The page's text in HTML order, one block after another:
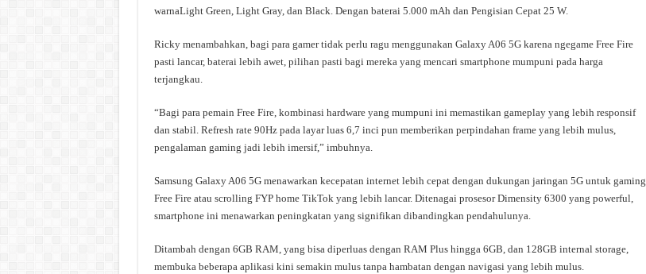
warnaLight Green, Light Gray, dan Black. Dengan baterai 5.000 mAh dan Pengisian Cepat 25 W.
Ricky menambahkan, bagi para gamer tidak perlu ragu menggunakan Galaxy A06 5G karena ngegame Free Fire
pasti lancar, baterai lebih awet, pilihan pasti bagi mereka yang mencari smartphone mumpuni pada harga
terjangkau.
“Bagi para pemain Free Fire, kombinasi hardware yang mumpuni ini memastikan gameplay yang lebih responsif
dan stabil. Refresh rate 90Hz pada layar luas 6,7 inci pun memberikan perpindahan frame yang lebih mulus,
pengalaman gaming jadi lebih imersif,” imbuhnya.
Samsung Galaxy A06 5G menawarkan kecepatan internet lebih cepat dengan dukungan jaringan 5G untuk gaming
Free Fire atau scrolling FYP home TikTok yang lebih lancar. Ditenagai prosesor Dimensity 6300 yang powerful,
smartphone ini menawarkan peningkatan yang signifikan dibandingkan pendahulunya.
Ditambah dengan 6GB RAM, yang bisa diperluas dengan RAM Plus hingga 6GB, dan 128GB internal storage,
membuka beberapa aplikasi kini semakin mulus tanpa hambatan dengan navigasi yang lebih mulus.